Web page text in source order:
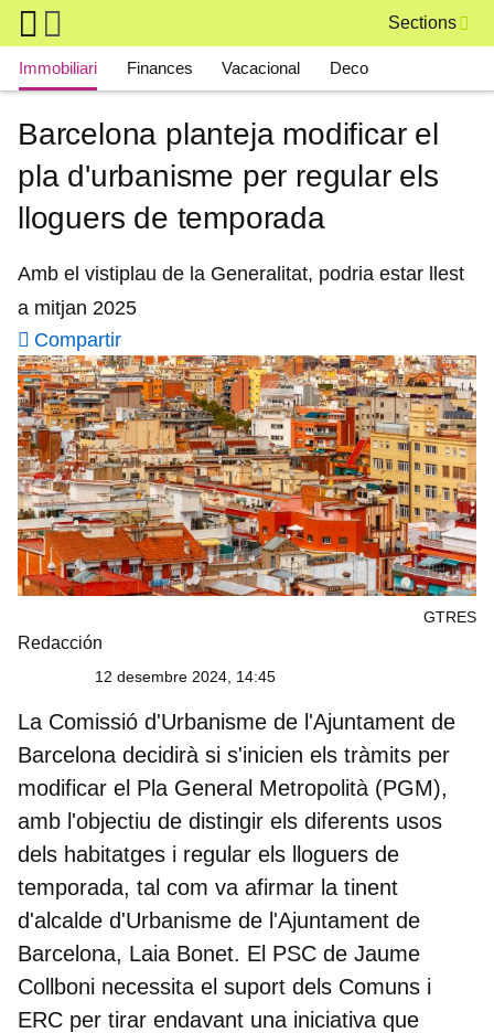
Skip to main content
Sections
Main navigation
Immobiliari Finances Vacacional Deco
Barcelona planteja modificar el
pla d'urbanisme per regular els
lloguers de temporada
Amb el vistiplau de la Generalitat, podria estar llest
a mitjan 2025
Compartir
GTRES
Redacción
12 desembre 2024, 14:45
La Comissió d'Urbanisme de l'Ajuntament de
Barcelona decidirà si s'inicien els tràmits per
modificar el Pla General Metropolità (PGM),
amb l'objectiu de distingir els diferents usos
dels habitatges i regular els lloguers de
temporada, tal com va afirmar la tinent
d'alcalde d'Urbanisme de l'Ajuntament de
Barcelona, Laia Bonet. El PSC de Jaume
Collboni necessita el suport dels Comuns i
ERC per tirar endavant una iniciativa que